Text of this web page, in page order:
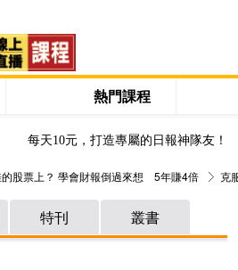
熱門課程
每天10元，打造專屬的日報神隊友！
股票上？ 學會財報倒過來想 5年賺4倍 克
特刊 叢書